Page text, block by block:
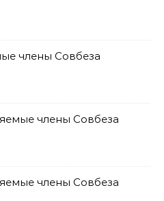
члены Совбеза
члены Совбеза
члены Совбеза